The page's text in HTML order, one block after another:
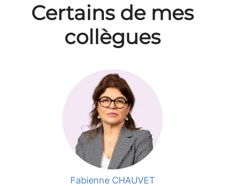
Certains de mes
collègues
Fabienne CHAUVET